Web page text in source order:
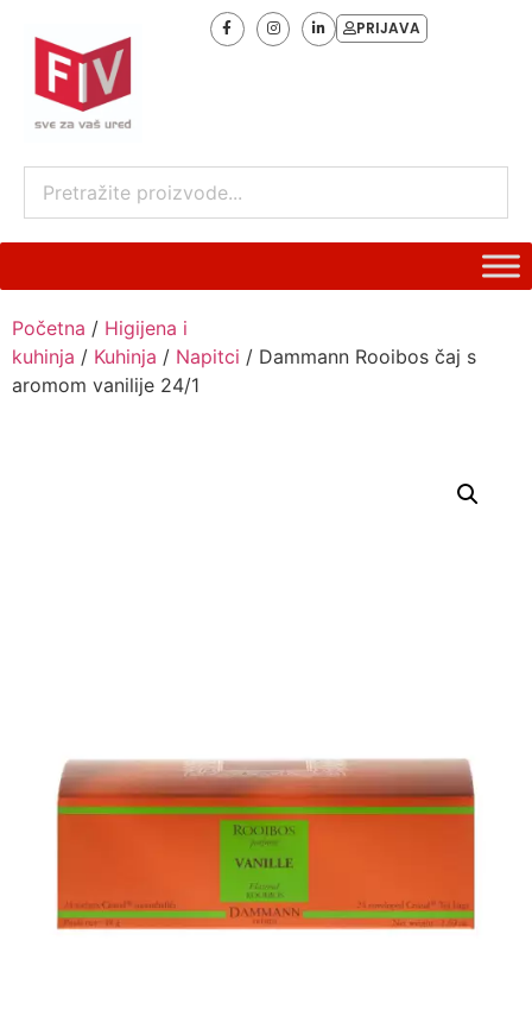
PRIJAVA
Početna / Higijena i
kuhinja / Kuhinja / Napitci / Dammann Rooibos čaj s
aromom vanilije 24/1